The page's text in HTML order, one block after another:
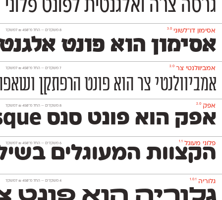
גרסה צרה ואלגנטית לפונט
אסימון דו־לשוני 3.0 ‫8 משקלים — החל מ־ 450
₪למשקל
אסימון הוא פונט
אמביוולנטי צר 2.0 ‫7 משקלים — החל מ־450
₪למשקל
אמביוולנטי צר הוא פונט הרפתקן
אפק 2.0 ‫8 משקלים — החל מ־450
₪למשקל
אפק הוא פונט סנס Grotesque דו־לשוני בסיסי, נעים וניטרלי שלא ישתלט על העיצוב שתרקחו בעזרתו. הוא משמש גם לטקסט־רץ (גם בגדלים קטנים מאד) וגם לכותרות ויפתור לכם בעיות עיצוביות בלי למצמץ. אפק כולל 8 משקלים
פלוני מעוגל 1.1 ‫6 משקלים — החל מ־ 450
₪למשקל
הקצוות המעוגלים
גלוריה 1.0.1 ‫4 משקלים — החל מ־ 450
₪למשקל
גלוריה הוא פונט